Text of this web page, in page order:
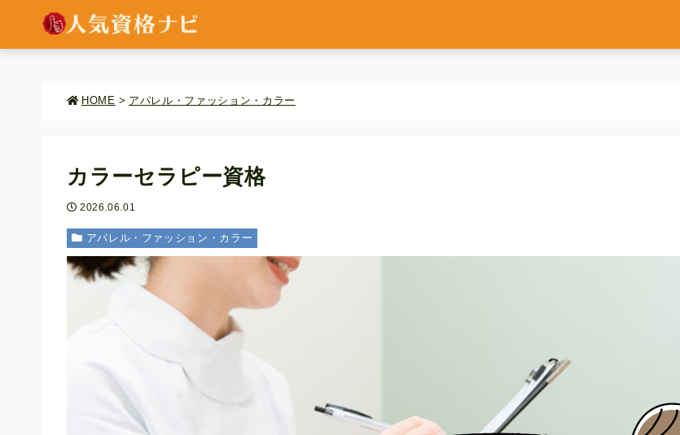
HOME > アパレル・ファッション・カラー
カラーセラピー資格
2026.06.01
アパレル・ファッション・カラー